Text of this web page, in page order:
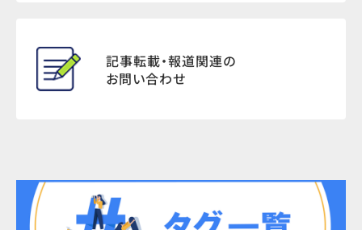
記事転載・報道関連の
お問い合わせ